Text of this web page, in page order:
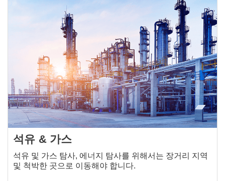
석유 & 가스
석유 및 가스 탐사, 에너지 탐사를 위해서는 장거리 지역
및 척박한 곳으로 이동해야 합니다.